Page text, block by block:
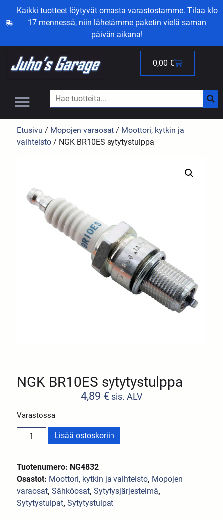
Kaikki tuotteet löytyvät omasta varastostamme. Tilaa klo
17 mennessä, niin lähetämme paketin vielä saman
päivän aikana!
0,00 €
Etusivu / Mopojen varaosat / Moottori, kytkin ja
vaihteisto / NGK BR10ES sytytystulppa
NGK BR10ES sytytystulppa
4,89 € sis. ALV
Varastossa
Lisää ostoskoriin
Tuotenumero: NG4832
Osastot: Moottori, kytkin ja vaihteisto, Mopojen
varaosat,Sähköosat,Sytytysjärjestelmä,
Sytytystulpat,Sytytystulpat